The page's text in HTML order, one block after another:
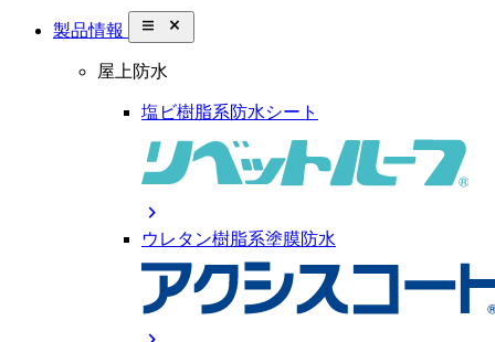
製品情報 close_small
屋上防水
塩ビ樹脂系防水シート
chevron_right
ウレタン樹脂系塗膜防水